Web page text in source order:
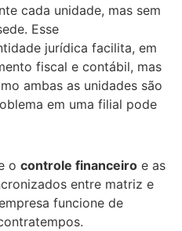
cada unidade, mas sem
Esse
jurídica facilita, em
fiscal e contábil, mas
ambas as unidades são
em uma filial pode
o controle financeiro e as
entre matriz e
funcione de